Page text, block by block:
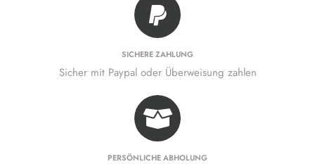
SICHERE ZAHLUNG
Sicher mit Paypal oder Überweisung zahlen
PERSÖNLICHE ABHOLUNG